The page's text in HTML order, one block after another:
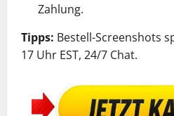
Zahlung.
Tipps: Bestell-Screenshots
17 Uhr EST, 24/7 Chat.